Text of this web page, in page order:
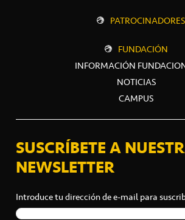
PATROCINADORES
FUNDACIÓN
INFORMACIÓN
NOTICIAS
CAMPUS
SUSCRÍBETE A
NEWSLETTER
Introduce tu dirección de e-mail para